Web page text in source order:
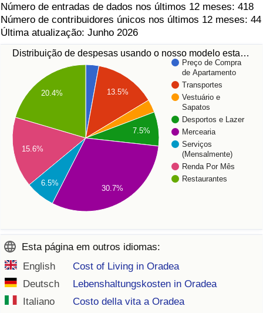
Número de entradas de dados nos últimos 12 meses: 418
Número de contribuidores únicos nos últimos 12 meses: 44
Última atualização: Junho 2026
Distribuição de despesas usando o nosso modelo esta…
Preço de Compra
de Apartamento
Transportes
Vestuário e
Sapatos
Desportos e Lazer
Mercearia
Serviços
(Mensalmente)
Renda Por Mês
Restaurantes
13.5%
7.5%
20.4%
15.6%
6.5%
30.7%
Esta página em outros idiomas:
English
Cost of Living in Oradea
Deutsch
Lebenshaltungskosten in Oradea
Italiano
Costo della vita a Oradea